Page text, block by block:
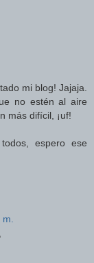
mi blog! Jajaja.
no estén al aire
más difícil, ¡uf!
espero ese